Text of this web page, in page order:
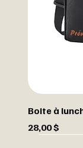
Boite à
Prix
28,00 $